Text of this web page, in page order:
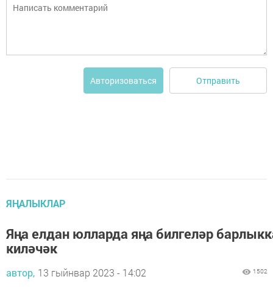
Авторизоваться Отправить
ЯҢАЛЫКЛАР
Яңа елдан юлларда яңа билгеләр
киләчәк
автор, 13 гыйнвар 2023 - 14:02 1502